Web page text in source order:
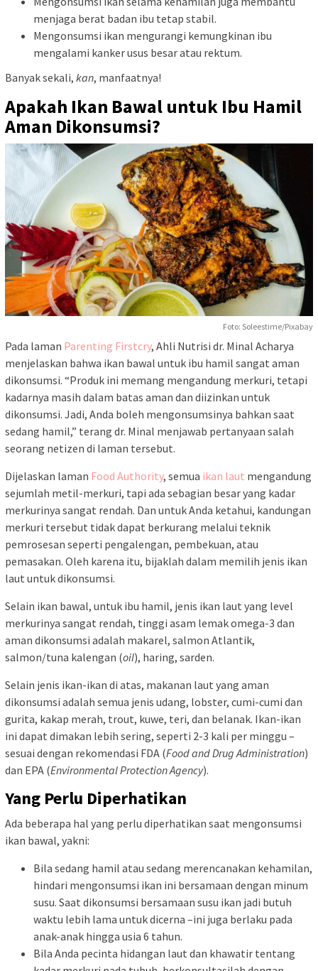
menjaga berat badan ibu tetap stabil.
Mengonsumsi ikan mengurangi kemungkinan ibu
mengalami kanker usus besar atau rektum.
Banyak sekali, kan, manfaatnya!
Apakah Ikan Bawal untuk Ibu Hamil
Aman Dikonsumsi?
Foto: Soleestime/Pixabay
Pada laman Parenting Firstcry, Ahli Nutrisi dr. Minal Acharya
menjelaskan bahwa ikan bawal untuk ibu hamil sangat aman
dikonsumsi. “Produk ini memang mengandung merkuri, tetapi
kadarnya masih dalam batas aman dan diizinkan untuk
dikonsumsi. Jadi, Anda boleh mengonsumsinya bahkan saat
sedang hamil,” terang dr. Minal menjawab pertanyaan salah
seorang netizen di laman tersebut.
Dijelaskan laman Food Authority, semua ikan laut mengandung
sejumlah metil-merkuri, tapi ada sebagian besar yang kadar
merkurinya sangat rendah. Dan untuk Anda ketahui, kandungan
merkuri tersebut tidak dapat berkurang melalui teknik
pemrosesan seperti pengalengan, pembekuan, atau
pemasakan. Oleh karena itu, bijaklah dalam memilih jenis ikan
laut untuk dikonsumsi.
Selain ikan bawal, untuk ibu hamil, jenis ikan laut yang level
merkurinya sangat rendah, tinggi asam lemak omega-3 dan
aman dikonsumsi adalah makarel, salmon Atlantik,
salmon/tuna kalengan (oil), haring, sarden.
Selain jenis ikan-ikan di atas, makanan laut yang aman
dikonsumsi adalah semua jenis udang, lobster, cumi-cumi dan
gurita, kakap merah, trout, kuwe, teri, dan belanak. Ikan-ikan
ini dapat dimakan lebih sering, seperti 2-3 kali per minggu –
sesuai dengan rekomendasi FDA (Food and Drug Administration)
dan EPA (Environmental Protection Agency).
Yang Perlu Diperhatikan
Ada beberapa hal yang perlu diperhatikan saat mengonsumsi
ikan bawal, yakni:
Bila sedang hamil atau sedang merencanakan kehamilan,
hindari mengonsumsi ikan ini bersamaan dengan minum
susu. Saat dikonsumsi bersamaan susu ikan jadi butuh
waktu lebih lama untuk dicerna –ini juga berlaku pada
anak-anak hingga usia 6 tahun.
Bila Anda pecinta hidangan laut dan khawatir tentang